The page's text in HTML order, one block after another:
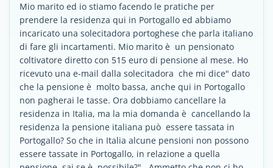
Mio marito ed io stiamo facendo le pratiche per
prendere la residenza qui in Portogallo ed abbiamo
incaricato una solecitadora portoghese che parla italiano
di fare gli incartamenti. Mio marito è un pensionato
coltivatore diretto con 515 euro di pensione al mese. Ho
ricevuto una e-mail dalla solecitadora che mi dice" dato
che la pensione è molto bassa, anche qui in Portogallo
non pagherai le tasse. Ora dobbiamo cancellare la
residenza in Italia, ma la mia domanda è cancellando la
residenza la pensione italiana può essere tassata in
Portogallo? So che in Italia alcune pensioni non possono
essere tassate in Portogallo, in relazione a quella